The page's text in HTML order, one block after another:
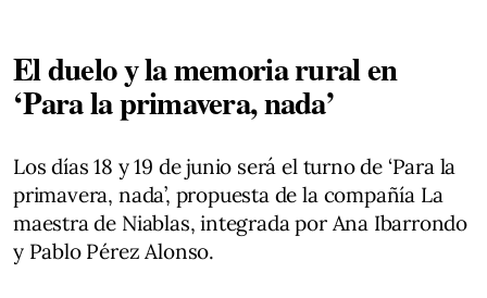
El duelo y la memoria rural en
‘Para la primavera, nada’
Los días 18 y 19 de junio será el turno de ‘Para la
primavera, nada’, propuesta de la compañía La
maestra de Niablas, integrada por Ana Ibarrondo
y Pablo Pérez Alonso.